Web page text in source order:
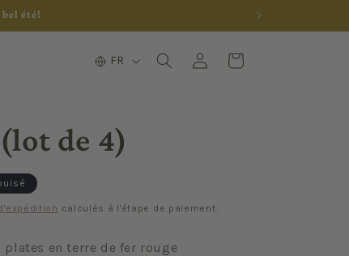
bel été!
L
g
u
FR ConnexionPanier
de 4)
calculés à l'étape de paiement.
plates en terre de fer rouge